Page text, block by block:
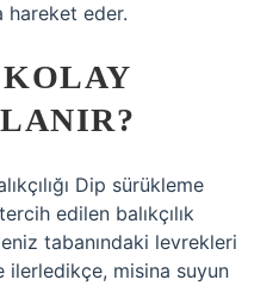
hareket eder.
Dip sürükleme
edilen balıkçılık
tabanındaki levrekleri
ilerledikçe, misina suyun